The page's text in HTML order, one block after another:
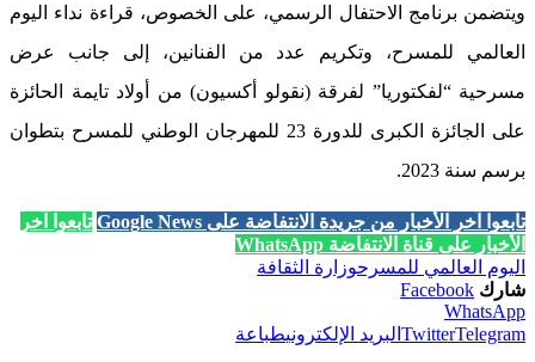
ويتضمن برنامج الاحتفال الرسمي، على الخصوص، قراءة نداء اليوم
العالمي للمسرح، وتكريم عدد من الفنانين، إلى جانب عرض
مسرحية “لفكتوريا” لفرقة (نقولو أكسيون) من أولاد تايمة الحائزة
على الجائزة الكبرى للدورة 23 للمهرجان الوطني للمسرح بتطوان
برسم سنة 2023.
تابعوا آخر الأخبار من جريدة الانتفاضة على Google News
تابعوا آخر
الأخبار على قناة الانتفاضة WhatsApp
اليوم العالمي للمسرحوزارة الثقافة
شارك Facebook
WhatsApp
TwitterTelegram البريد الإلكترونيطباعة